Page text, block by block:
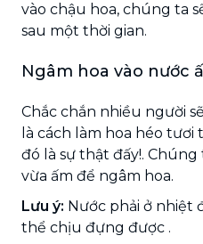
vào chậu hoa, chúng ta
sau một thời gian.
Ngâm hoa vào nước
Chắc chắn nhiều người
là cách làm hoa héo
đó là sự thật đấy!.
vừa ấm để ngâm hoa.
Lưu ý: Nước phải ở nhiệt
thể chịu đựng được .